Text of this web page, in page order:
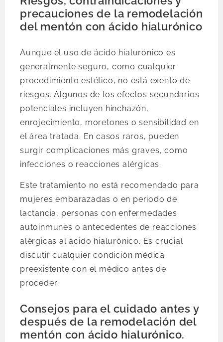
precauciones de la remodelación
del mentón con ácido hialurónico
Aunque el uso de ácido hialurónico es
generalmente seguro, como cualquier
procedimiento estético, no está exento de
riesgos. Algunos de los efectos secundarios
potenciales incluyen hinchazón,
enrojecimiento, moretones o sensibilidad en
el área tratada. En casos raros, pueden
surgir complicaciones más graves, como
infecciones o reacciones alérgicas.
Este tratamiento no está recomendado para
mujeres embarazadas o en periodo de
lactancia, personas con enfermedades
autoinmunes o antecedentes de reacciones
alérgicas al ácido hialurónico. Es crucial
discutir cualquier condición médica
preexistente con el médico antes de
proceder.
Consejos para el cuidado antes y
después de la remodelación del
mentón con ácido hialurónico.